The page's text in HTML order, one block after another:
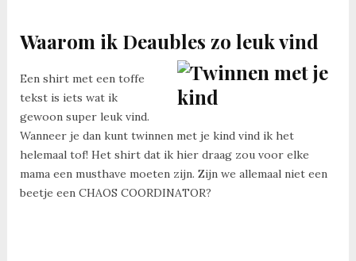
Waarom ik Deaubles zo leuk vind
Een shirt met een toffe
tekst is iets wat ik
gewoon super leuk vind.
Wanneer je dan kunt twinnen met je kind vind ik het
helemaal tof! Het shirt dat ik hier draag zou voor elke
mama een musthave moeten zijn. Zijn we allemaal niet een
beetje een CHAOS COORDINATOR?